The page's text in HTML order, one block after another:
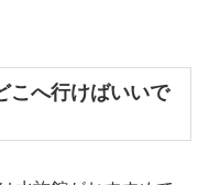
こへ行けばいいで